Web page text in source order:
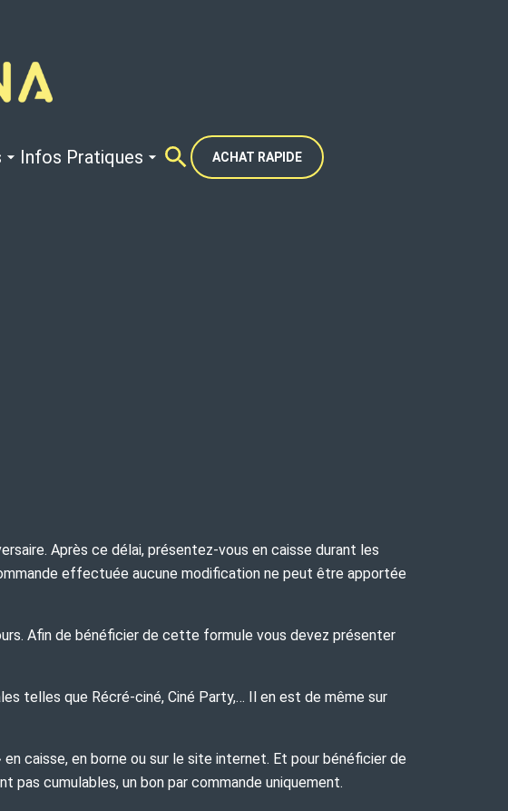
Infos Pratiques ACHAT RAPIDE
Après ce délai, présentez-vous en caisse durant les
effectuée aucune modification ne peut être apportée
Afin de bénéficier de cette formule vous devez présenter
telles que Récré-ciné, Ciné Party,… Il en est de même sur
caisse, en borne ou sur le site internet. Et pour bénéficier de
pas cumulables, un bon par commande uniquement.